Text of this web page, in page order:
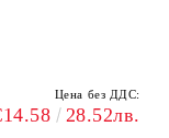
Цена без ДДС:
28.52лв.